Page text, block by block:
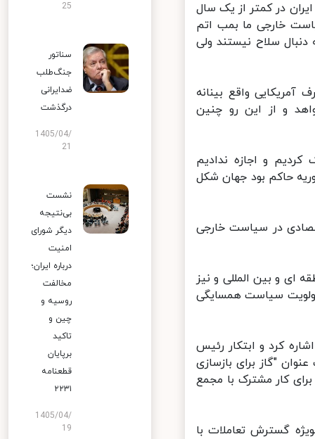
ایران در کمتر از یک سال
در سیاست خارجی ما بمب اتم
سلاح نیستند ولی
واقع بینانه
و از این رو چنین
و اجازه ندادیم
حاکم بود جهان شکل
در سیاست خارجی
و بین المللی و نیز
سیاست همسایگی
کرد و ابتکار رئیس
"گاز برای بازسازی
کار مشترک با مجمع
گسترش تعاملات با
25
سناتور
جنگ‌طلب
ضدایرانی
درگذشت
1405/04/
نشست
بی‌نتیجه
دیگر شورای
امنیت
درباره ایران؛
مخالفت
روسیه و
چین و
تاکید
برپایان
قطعنامه
۲۲۳۱
1405/04/
19